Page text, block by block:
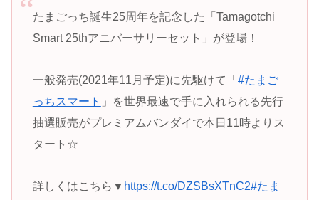
たまごっち誕生25周年を記念した「Tamagotchi
Smart 25thアニバーサリーセット」が登場！
一般発売(2021年11月予定)に先駆けて「 #たまご
っちスマート 」を世界最速で手に入れられる先行
抽選販売がプレミアムバンダイで本日11時よりス
タート☆
詳しくはこちら▼ https://t.co/DZSBsXTnC2#たま